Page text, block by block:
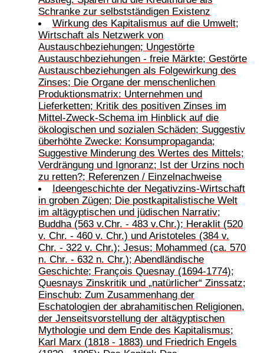
Schranke zur selbstständigen Existenz
Wirkung des Kapitalismus auf die Umwelt;
Wirtschaft als Netzwerk von
Austauschbeziehungen; Ungestörte
Austauschbeziehungen - freie Märkte; Gestörte
Austauschbeziehungen als Folgewirkung des
Zinses; Die Organe der menschenlichen
Produktionsmatrix: Unternehmen und
Lieferketten; Kritik des positiven Zinses im
Mittel-Zweck-Schema im Hinblick auf die
ökologischen und sozialen Schäden; Suggestiv
überhöhte Zwecke: Konsumpropaganda;
Suggestive Minderung des Wertes des Mittels;
Verdrängung und Ignoranz; Ist der Urzins noch
zu retten?; Referenzen / Einzelnachweise
Ideengeschichte der Negativzins-Wirtschaft
in groben Zügen; Die postkapitalistische Welt
im altägyptischen und jüdischen Narrativ;
Buddha (563 v.Chr. - 483 v.Chr.); Heraklit (520
v. Chr. - 460 v. Chr.) und Aristoteles (384 v.
Chr. - 322 v. Chr.); Jesus; Mohammed (ca. 570
n. Chr. - 632 n. Chr.); Abendländische
Geschichte; François Quesnay (1694-1774);
Quesnays Zinskritik und „natürlicher“ Zinssatz;
Einschub: Zum Zusammenhang der
Eschatologien der abrahamitischen Religionen,
der Jenseitsvorstellung der altägyptischen
Mythologie und dem Ende des Kapitalismus;
Karl Marx (1818 - 1883) und Friedrich Engels